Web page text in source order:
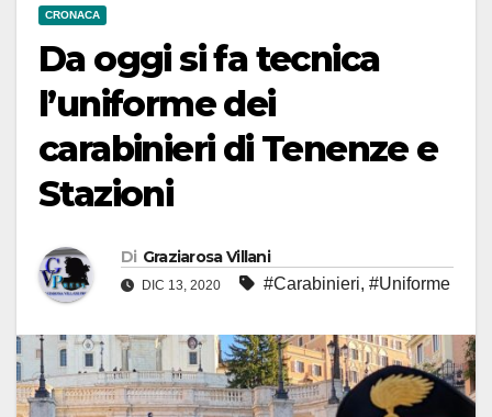
CRONACA
Da oggi si fa tecnica
l’uniforme dei
carabinieri di Tenenze e
Stazioni
Di Graziarosa Villani
DIC 13, 2020 #Carabinieri, #Uniforme